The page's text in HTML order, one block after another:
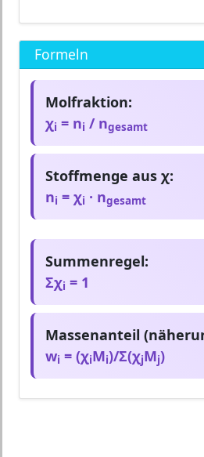
Formeln
Molfraktion:
χi = ni / ngesamt
Stoffmenge aus χ:
ni = χi · ngesamt
Summenregel:
Σχi = 1
Massenanteil
wi = (χiMi)/Σ(χjMj)